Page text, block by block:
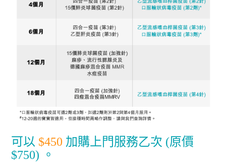
可以 $450 加購上門服務乙次 (原價
$750) 。